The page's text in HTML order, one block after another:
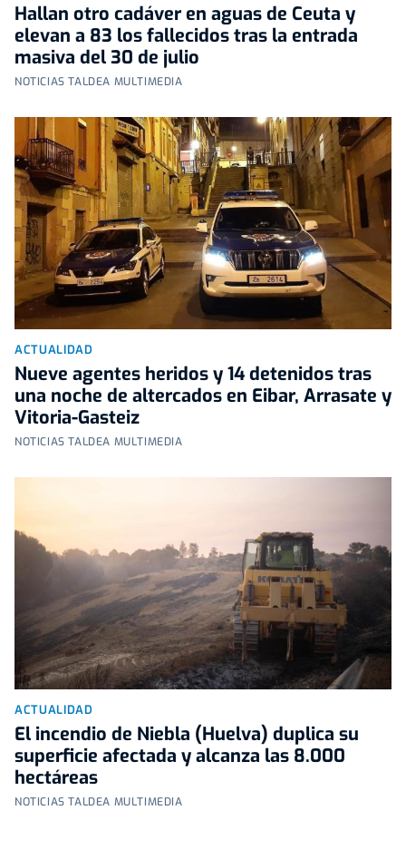
Hallan otro cadáver en aguas de Ceuta y
elevan a 83 los fallecidos tras la entrada
masiva del 30 de julio
NOTICIAS TALDEA MULTIMEDIA
ACTUALIDAD
Nueve agentes heridos y 14 detenidos tras
una noche de altercados en Eibar, Arrasate y
Vitoria-Gasteiz
NOTICIAS TALDEA MULTIMEDIA
ACTUALIDAD
El incendio de Niebla (Huelva) duplica su
superficie afectada y alcanza las 8.000
hectáreas
NOTICIAS TALDEA MULTIMEDIA